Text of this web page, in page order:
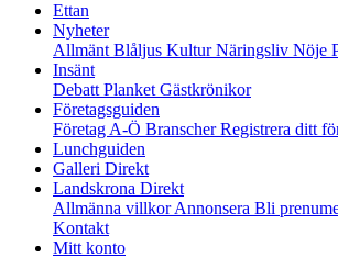
Ettan
Nyheter
Allmänt Blåljus KulturNäringsliv Nöje
Insänt
Debatt Planket Gästkrönikor
Företagsguiden
Företag A-Ö BranscherRegistrera ditt
Lunchguiden
Galleri Direkt
Landskrona Direkt
Allmänna villkorAnnonsera Bli
Kontakt
Mitt konto